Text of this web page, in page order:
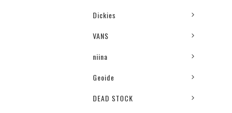
Dickies
VANS
niina
Geoide
DEAD STOCK